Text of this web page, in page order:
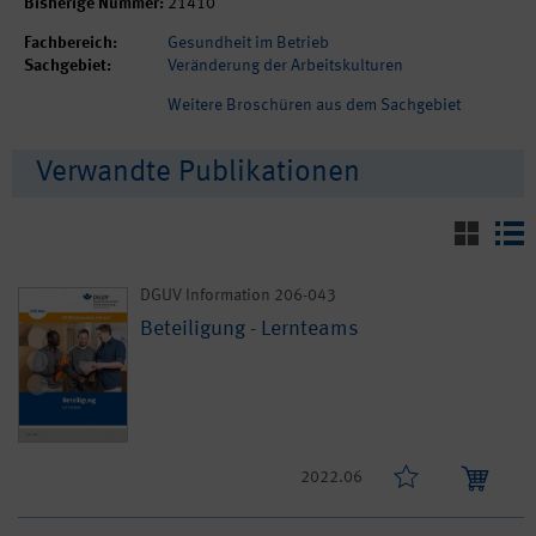
Bisherige Nummer: 21410
Fachbereich:
Gesundheit im Betrieb
Sachgebiet:
Veränderung der Arbeitskulturen
Weitere Broschüren aus dem Sachgebiet
Verwandte Publikationen
DGUV Information 206-043
Beteiligung - Lernteams
2022.06